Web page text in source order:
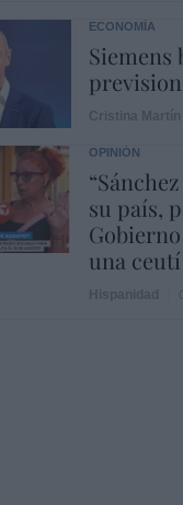
ECONOMÍA
Siemens
OPINIÓN
su país,
una ceutí